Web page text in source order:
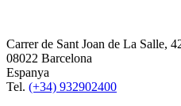
Carrer de Sant Joan de La Salle,
08022 Barcelona
Espanya
Tel. (+34) 932902400